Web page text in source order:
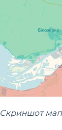
Скриншот